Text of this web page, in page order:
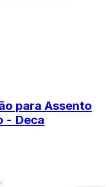
para Assento
- Deca